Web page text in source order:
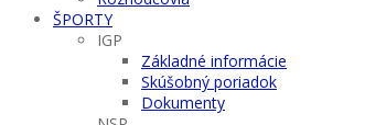
ŠPORTY
IGP
Základné informácie
Skúšobný poriadok
Dokumenty